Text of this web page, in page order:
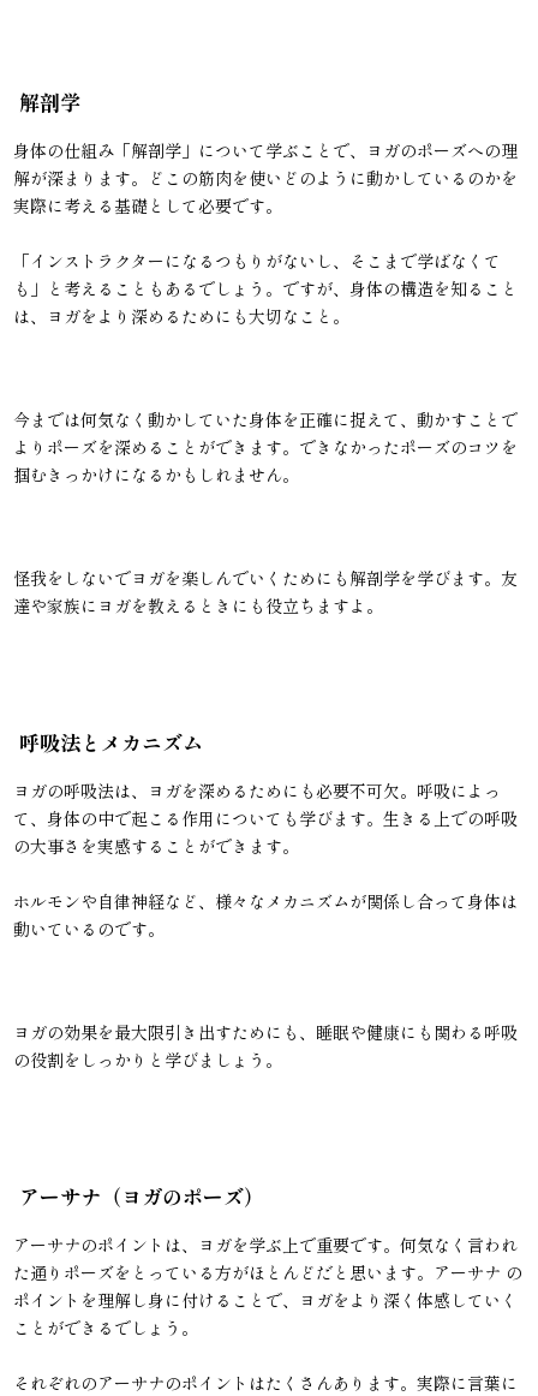
解剖学
身体の仕組み「解剖学」について学ぶことで、ヨガのポーズへの理
解が深まります。どこの筋肉を使いどのように動かしているのかを
実際に考える基礎として必要です。
「インストラクターになるつもりがないし、そこまで学ばなくて
も」と考えることもあるでしょう。ですが、身体の構造を知ること
は、ヨガをより深めるためにも大切なこと。
今までは何気なく動かしていた身体を正確に捉えて、動かすことで
よりポーズを深めることができます。できなかったポーズのコツを
掴むきっかけになるかもしれません。
怪我をしないでヨガを楽しんでいくためにも解剖学を学びます。友
達や家族にヨガを教えるときにも役立ちますよ。
呼吸法とメカニズム
ヨガの呼吸法は、ヨガを深めるためにも必要不可欠。呼吸によっ
て、身体の中で起こる作用についても学びます。生きる上での呼吸
の大事さを実感することができます。
ホルモンや自律神経など、様々なメカニズムが関係し合って身体は
動いているのです。
ヨガの効果を最大限引き出すためにも、睡眠や健康にも関わる呼吸
の役割をしっかりと学びましょう。
アーサナ（ヨガのポーズ）
アーサナのポイントは、ヨガを学ぶ上で重要です。何気なく言われ
た通りポーズをとっている方がほとんどだと思います。アーサナ の
ポイントを理解し身に付けることで、ヨガをより深く体感していく
ことができるでしょう。
それぞれのアーサナのポイントはたくさんあります。実際に言葉に